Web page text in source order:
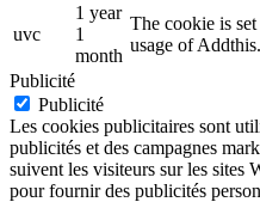
uvc
1 year
1
month
The cookie is
usage of
Publicité
Publicité
Les cookies publicitaires sont
publicités et des campagnes
suivent les visiteurs sur les sites
pour fournir des publicités